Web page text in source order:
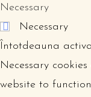
Necessary
Necessary
Întotdeauna
Necessary
website to